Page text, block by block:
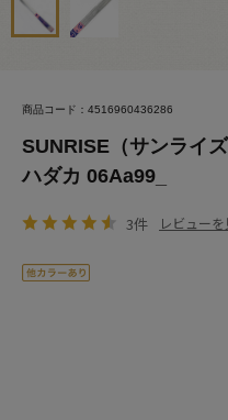
商品コード：4516960436286
SUNRISE（サンライ
ハダカ 06Aa99_
3件 レビューを